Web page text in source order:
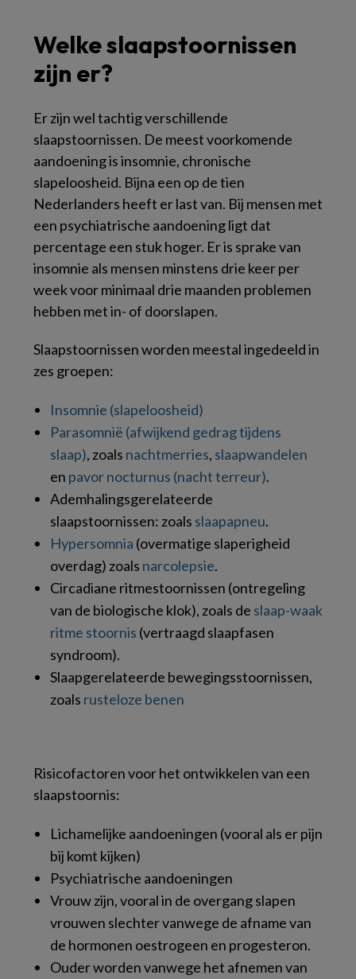
Welke slaapstoornissen
zijn er?
Er zijn wel tachtig verschillende
slaapstoornissen. De meest voorkomende
aandoening is insomnie, chronische
slapeloosheid. Bijna een op de tien
Nederlanders heeft er last van. Bij mensen met
een psychiatrische aandoening ligt dat
percentage een stuk hoger. Er is sprake van
insomnie als mensen minstens drie keer per
week voor minimaal drie maanden problemen
hebben met in- of doorslapen.
Slaapstoornissen worden meestal ingedeeld in
zes groepen:
Insomnie (slapeloosheid)
Parasomnië (afwijkend gedrag tijdens
slaap), zoals nachtmerries, slaapwandelen
en pavor nocturnus (nacht terreur).
Ademhalingsgerelateerde
slaapstoornissen: zoals slaapapneu.
Hypersomnia (overmatige slaperigheid
overdag) zoals narcolepsie.
Circadiane ritmestoornissen (ontregeling
van de biologische klok), zoals de slaap-waak
ritme stoornis (vertraagd slaapfasen
syndroom).
Slaapgerelateerde bewegingsstoornissen,
zoals rusteloze benen
Risicofactoren voor het ontwikkelen van een
slaapstoornis:
Lichamelijke aandoeningen (vooral als er pijn
bij komt kijken)
Psychiatrische aandoeningen
Vrouw zijn, vooral in de overgang slapen
vrouwen slechter vanwege de afname van
de hormonen oestrogeen en progesteron.
Ouder worden vanwege het afnemen van